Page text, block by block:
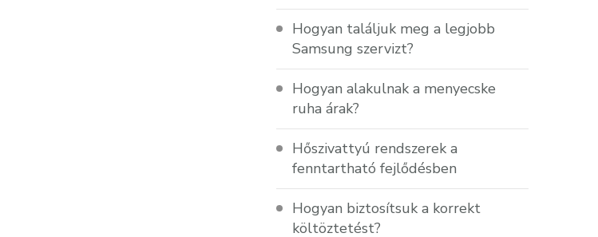
Hogyan találjuk meg a legjobb
Samsung szervizt?
Hogyan alakulnak a menyecske
ruha árak?
Hőszivattyú rendszerek a
fenntartható fejlődésben
Hogyan biztosítsuk a korrekt
költöztetést?